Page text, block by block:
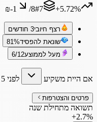
‎+5.72%
#7
/8
₪‎-1
רצף חיובי3 חודשים
שונאת להפסיד81%
מעל לממוצע6/12
אם היית משקיע לפני 5 שנים
פרטים והצטרפות
תשואה מתחילת שנה
+2.7%